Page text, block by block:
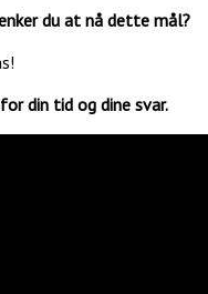
du at nå dette mål?
din tid og dine svar.